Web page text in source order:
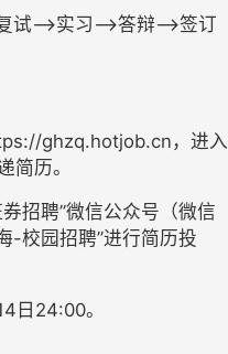
试—>实习—>答辩—>签订
ghzq.hotjob.cn，进入
简历。
券招聘”微信公众号（微信
-校园招聘”进行简历投
日 24:00。